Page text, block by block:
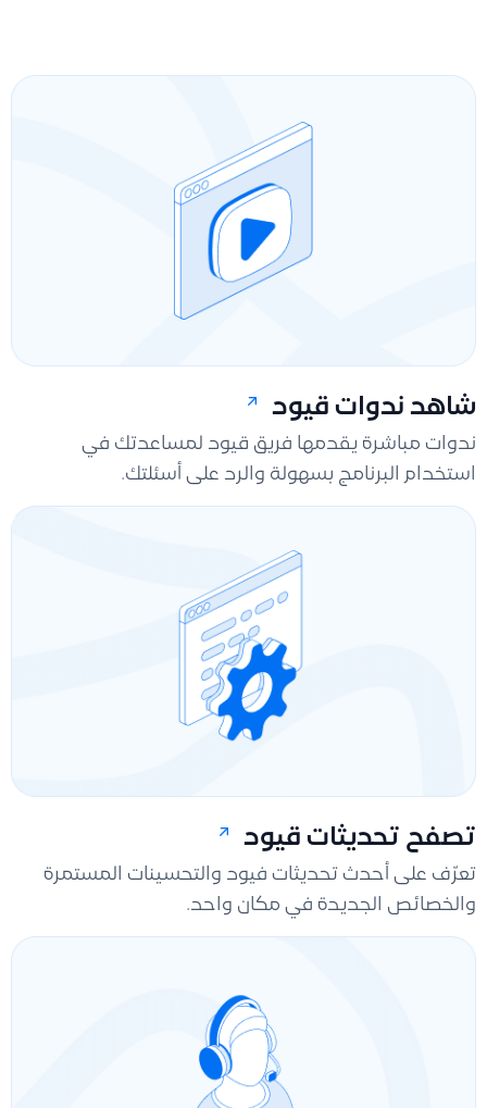
شاهد ندوات قيود
ندوات مباشرة يقدمها فريق قيود لمساعدتك في
استخدام البرنامج بسهولة والرد على أسئلتك.
تصفح تحديثات قيود
تعرّف على أحدث تحديثات فيود والتحسينات المستمرة
والخصائص الجديدة في مكان واحد.